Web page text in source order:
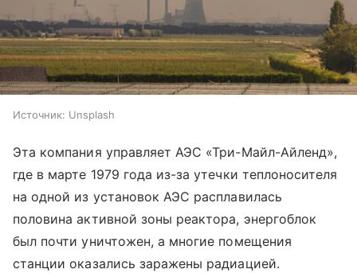
Источник: Unsplash
Эта компания управляет АЭС «Три-Майл-Айленд»,
где в марте 1979 года из-за утечки теплоносителя
на одной из установок АЭС расплавилась
половина активной зоны реактора, энергоблок
был почти уничтожен, а многие помещения
станции оказались заражены радиацией.